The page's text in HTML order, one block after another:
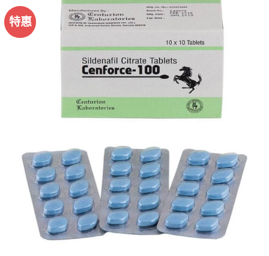
特惠